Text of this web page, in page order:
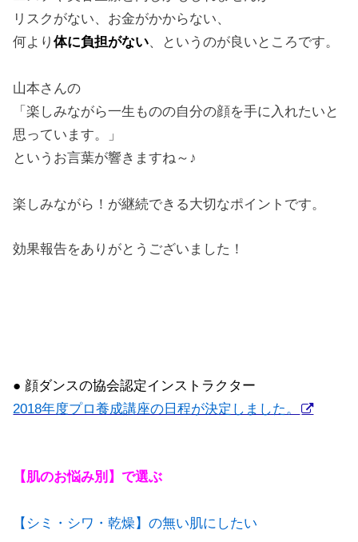
リスクがない、お金がかからない、
何より体に負担がない、というのが良いところです。
山本さんの
「楽しみながら一生ものの自分の顔を手に入れたいと
思っています。」
というお言葉が響きますね～♪
楽しみながら！が継続できる大切なポイントです。
効果報告をありがとうございました！
● 顔ダンスの協会認定インストラクター
2018年度プロ養成講座の日程が決定しました。
【肌のお悩み別】で選ぶ
【シミ・シワ・乾燥】の無い肌にしたい